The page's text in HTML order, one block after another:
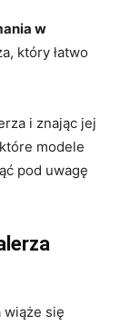
w
który łatwo
i znając jej
modele
pod uwagę
wiąże się